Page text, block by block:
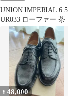
UNION IMPERIAL 6.5
UR033 ローファー 茶
¥48,000